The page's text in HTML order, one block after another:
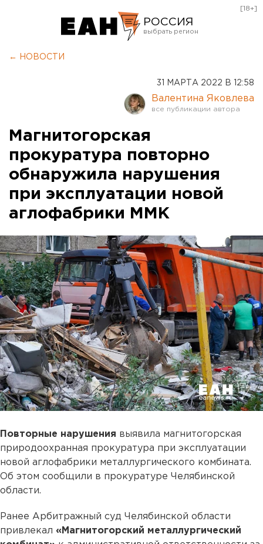
РОССИЯ
Оренбург
[18+]
← НОВОСТИ
31 МАРТА 2022 В 12:58
Валентина Яковлева
Магнитогорская
прокуратура повторно
обнаружила нарушения
при эксплуатации новой
аглофабрики ММК
Повторные нарушения выявила магнитогорская
природоохранная прокуратура при эксплуатации
новой аглофабрики металлургического комбината.
Об этом сообщили в прокуратуре Челябинской
области.
Ранее Арбитражный суд Челябинской области
привлекал «Магнитогорский металлургический